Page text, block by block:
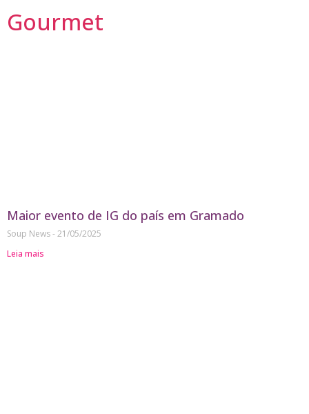
Gourmet
Maior evento de IG do país em Gramado
Soup News 21/05/2025
Leia mais